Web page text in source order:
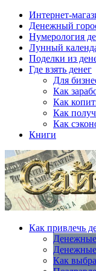
Интернет-
Денежный
Нумерология
Лунный
Поделки из
Где взять денег
Для
Как
Как
Как
Как
Книги
Как привлечь
Как